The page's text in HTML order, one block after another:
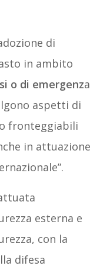
di
in ambito
o di emergenza
aspetti di
fronteggiabili
in attuazione
esterna e
con la
difesa